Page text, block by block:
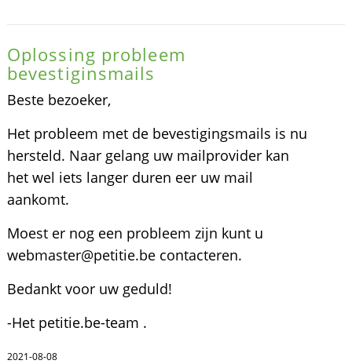
Oplossing probleem
bevestiginsmails
Beste bezoeker,
Het probleem met de bevestigingsmails is nu
hersteld. Naar gelang uw mailprovider kan
het wel iets langer duren eer uw mail
aankomt.
Moest er nog een probleem zijn kunt u
webmaster@petitie.be contacteren.
Bedankt voor uw geduld!
-Het petitie.be-team .
2021-08-08